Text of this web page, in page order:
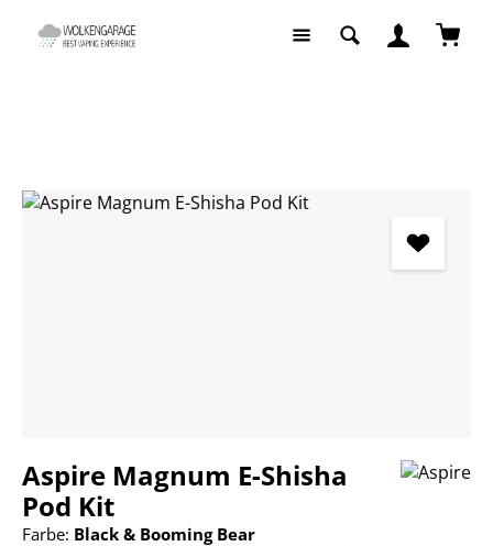
Zum Hauptinhalt springen
Bildergalerie überspringen
Aspire Magnum E-Shisha
Pod Kit
Farbe: Black & Booming Bear